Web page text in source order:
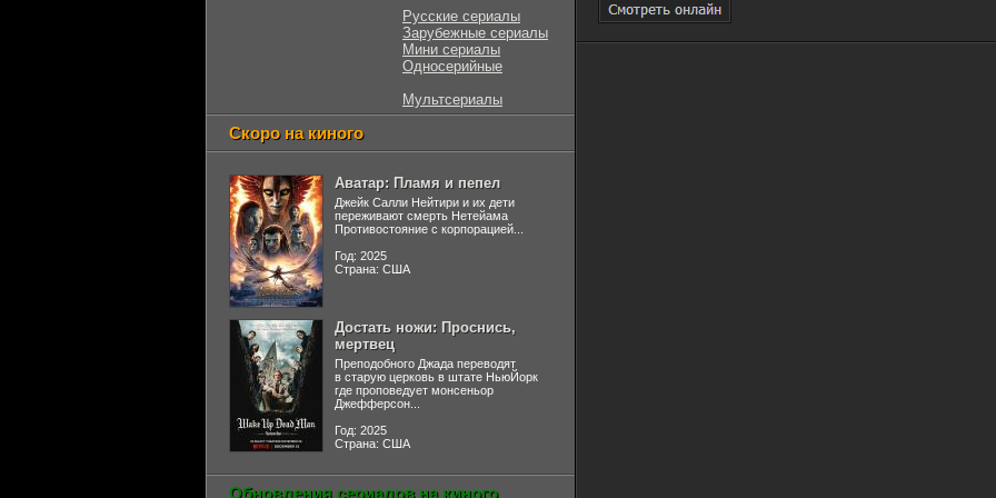
Русские сериалы
Зарубежные сериалы
Мини сериалы
Односерийные
Мультсериалы
Скоро на киного
Аватар: Пламя и пепел
Джейк Салли Нейтири и их дети
переживают смерть Нетейама
Противостояние с корпорацией...
Год: 2025
Страна: США
Достать ножи: Проснись,
мертвец
Преподобного Джада переводят
в старую церковь в штате НьюЙорк
где проповедует монсеньор
Джефферсон...
Год: 2025
Страна: США
Обновления сериалов на киного